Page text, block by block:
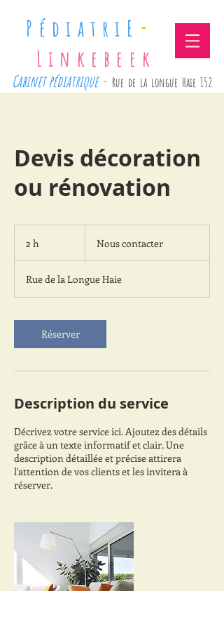
PédiatriE -
Linkebeek
Cabinet pédiatrique- Rue de la longue Haie 152
Devis décoration
ou rénovation
2 h Nous contacter
Rue de la Longue Haie
Réserver
Description du service
Décrivez votre service ici. Ajoutez des détails
grâce à un texte informatif et clair. Une
description détaillée et précise attirera
l'attention de vos clients et les invitera à
réserver.